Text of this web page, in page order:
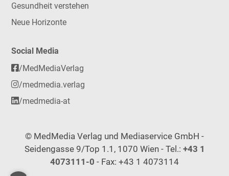
Gesundheit verstehen
Neue Horizonte
Social Media
/MedMediaVerlag
/medmedia.verlag
/medmedia-at
© MedMedia Verlag und Mediaservice GmbH -
Seidengasse 9/Top 1.1, 1070 Wien - Tel.: +43 1
4073111-0 - Fax: +43 1 4073114